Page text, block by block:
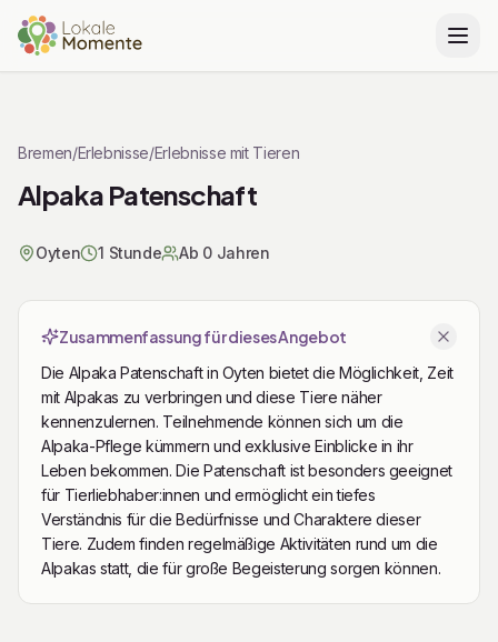
Bremen/Erlebnisse/Erlebnisse mit Tieren
Alpaka Patenschaft
Oyten 1 Stunde Ab 0 Jahren
Zusammenfassung für dieses Angebot
Die Alpaka Patenschaft in Oyten bietet die Möglichkeit, Zeit
mit Alpakas zu verbringen und diese Tiere näher
kennenzulernen. Teilnehmende können sich um die
Alpaka-Pflege kümmern und exklusive Einblicke in ihr
Leben bekommen. Die Patenschaft ist besonders geeignet
für Tierliebhaber:innen und ermöglicht ein tiefes
Verständnis für die Bedürfnisse und Charaktere dieser
Tiere. Zudem finden regelmäßige Aktivitäten rund um die
Alpakas statt, die für große Begeisterung sorgen können.